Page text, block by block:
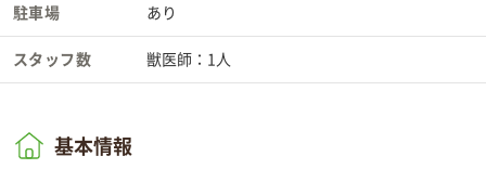
駐車場 あり
スタッフ数 獣医師：1人
基本情報